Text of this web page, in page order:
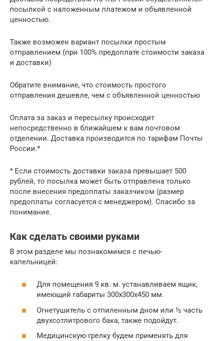
посылкой с наложенным платежом и объявленной
ценностью.
Также возможен вариант посылки простым
отправлением (при 100% предоплате стоимости заказа
и доставки)
Обратите внимание, что стоимость простого
отправления дешевле, чем с объявленной ценностью
Оплата за заказ и пересылку происходит
непосредственно в ближайшем к вам почтовом
отделении. Доставка производится по тарифам Почты
России.*
* Если стоимость доставки заказа превышает 500
рублей, то посылка может быть отправлена только
после внесения предоплаты заказчиком (размер
предоплаты согласуется с менеджером). Спасибо за
понимание.
Как сделать своими руками
В этом разделе мы познакомимся с печью-
капельницей:
Для помещения 9 кв. м. устанавливаем ящик,
имеющий габариты 300х300х450 мм.
Огнетушитель с отпиленным дном или ½ часть
двухсотлитрового бака, также подойдут.
Медицинскую грелку будем применять для